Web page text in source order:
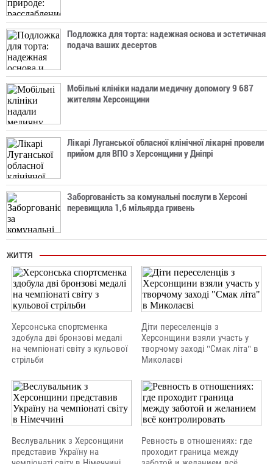
Подложка для торта: надежная основа и эстетичная
подача ваших десертов
Мобільні клініки надали медичну допомогу 9 687
жителям Херсонщини
Лікарі Луганської обласної клінічної лікарні провели
прийом для ВПО з Херсонщини у Дніпрі
Заборгованість за комунальні послуги в Херсоні
перевищила 1,6 мільярда гривень
ЖИТТЯ
Херсонська спортсменка
здобула дві бронзові медалі
на чемпіонаті світу з кульової
стрільби
Діти переселенців з
Херсонщини взяли участь у
творчому заході "Смак літа" в
Миколаєві
Веслувальник з Херсонщини
представив Україну на
Ревность в отношениях: где
проходит граница между